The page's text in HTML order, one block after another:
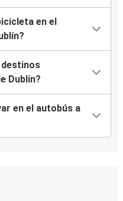
en el
destinos
Dublín?
en el autobús a